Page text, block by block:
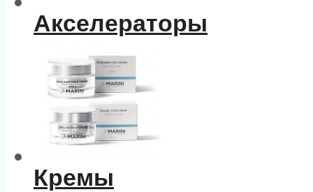
Акселераторы
Кремы